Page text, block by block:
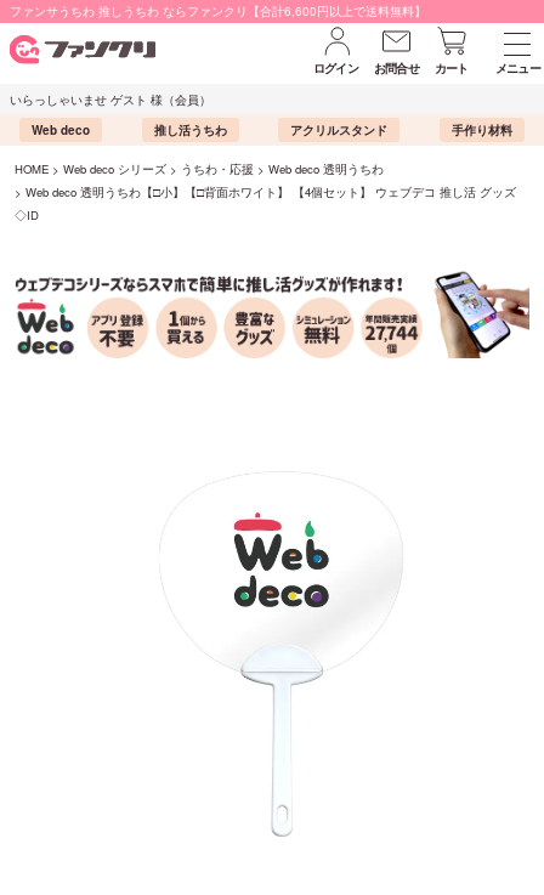
ファンサうちわ 推しうちわ ならファンクリ【合計6,600円以上で送料無料】
ログイン お問合せ カート
メニュー
いらっしゃいませ ゲスト 様（会員）
Web deco
推し活うちわ アクリルスタンド 手作り材料
HOME Web deco シリーズ うちわ・応援
Web deco 透明うちわ
Web deco 透明うちわ【□小】【□背面ホワイト】 【4個セット】 ウェブデコ 推し活 グッズ
◇ID